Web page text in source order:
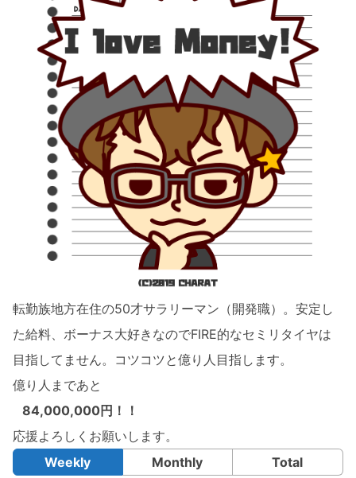
転勤族地方在住の50才サラリーマン（開発職）。安定し
た給料、ボーナス大好きなのでFIRE的なセミリタイヤは
目指してません。コツコツと億り人目指します。
億り人まであと
84,000,000円！！
応援よろしくお願いします。
Weekly
Monthly
Total